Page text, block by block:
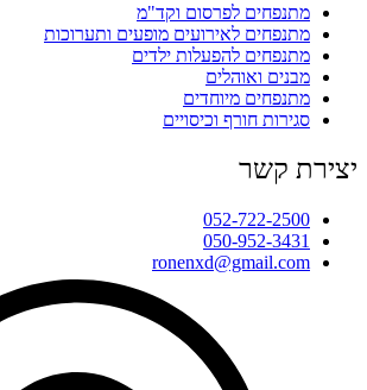
מתנפחים לפרסום וקד"מ
מתנפחים לאירועים מופעים ותערוכות
מתנפחים להפעלות ילדים
מבנים ואוהלים
מתנפחים מיוחדים
סגירות חורף וכיסויים
יצירת קשר
052-722-2500
050-952-3431
ronenxd@gmail.com